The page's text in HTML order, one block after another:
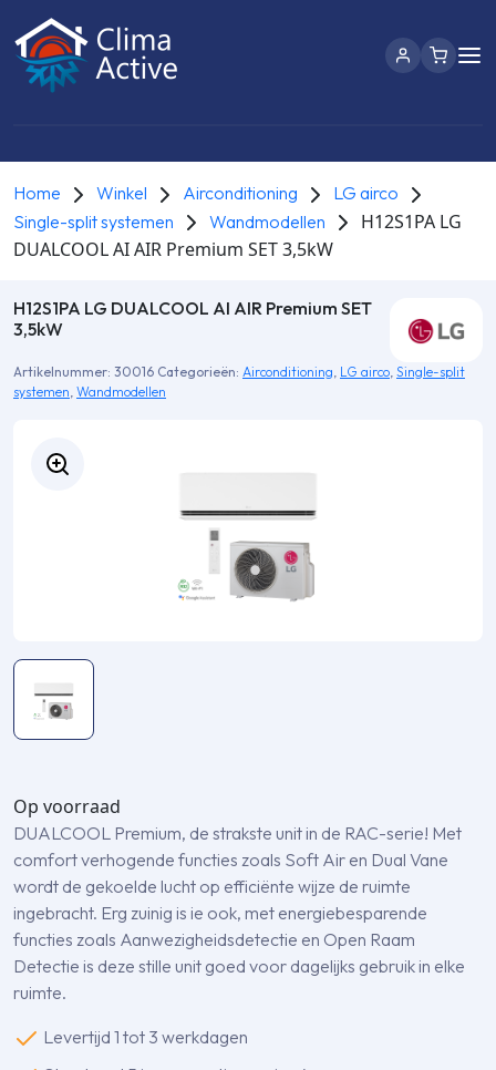
Home Winkel Airconditioning
LG airco
Single-split systemen
Wandmodellen
H12S1PA LG
DUALCOOL AI AIR Premium SET 3,5kW
H12S1PA LG DUALCOOL AI AIR Premium SET
3,5kW
Artikelnummer: 30016 Categorieën: Airconditioning, LG airco, Single-split
systemen, Wandmodellen
Op voorraad
DUALCOOL Premium, de strakste unit in de RAC-serie! Met
comfort verhogende functies zoals Soft Air en Dual Vane
wordt de gekoelde lucht op efficiënte wijze de ruimte
ingebracht. Erg zuinig is ie ook, met energiebesparende
functies zoals Aanwezigheidsdetectie en Open Raam
Detectie is deze stille unit goed voor dagelijks gebruik in elke
ruimte.
Levertijd 1 tot 3 werkdagen